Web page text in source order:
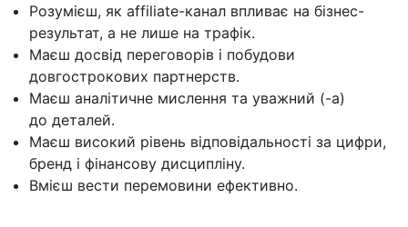
Розумієш, як affiliate-канал впливає на бізнес-
результат, а не лише на трафік.
Маєш досвід переговорів і побудови
довгострокових партнерств.
Маєш аналітичне мислення та уважний (-а)
до деталей.
Маєш високий рівень відповідальності за цифри,
бренд і фінансову дисципліну.
Вмієш вести перемовини ефективно.